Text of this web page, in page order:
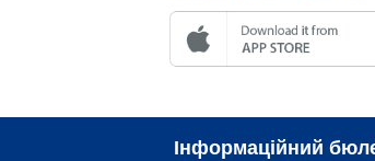
Інформаційний